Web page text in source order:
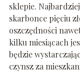
sklepie.
skarbonce pięciu
oszczędności
kilku miesiącach
będzie
czynsz za